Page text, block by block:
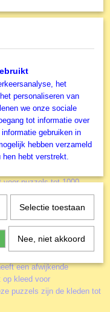
Door een rechtere
die wat sneller last krijgen
zodat je deze niet in een
afbeelding als voorbeeld
het veilig wegleggen van
voor puzzels tot 1000
of achter de kast kan
1500 stukjes) of met
heeft als
6000 stukjes.
een afwijkende
op kleed voor
puzzels zijn de kleden tot
het
personaliseren van
we onze sociale
tot informatie over
gebruiken in
hebben verzameld
hen hebt verstrekt.
Selectie toestaan
Nee, niet akkoord